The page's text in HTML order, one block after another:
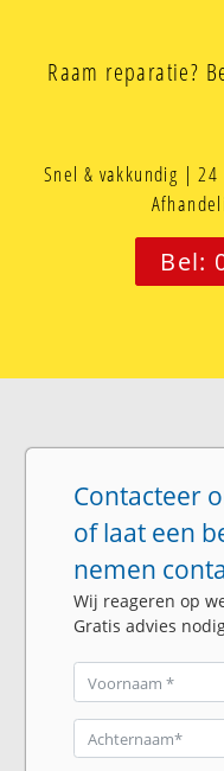
Raam reparatie?
Snel & vakkundig |
Bel:
Contacteer
of laat een
nemen
Wij reageren op
Gratis advies